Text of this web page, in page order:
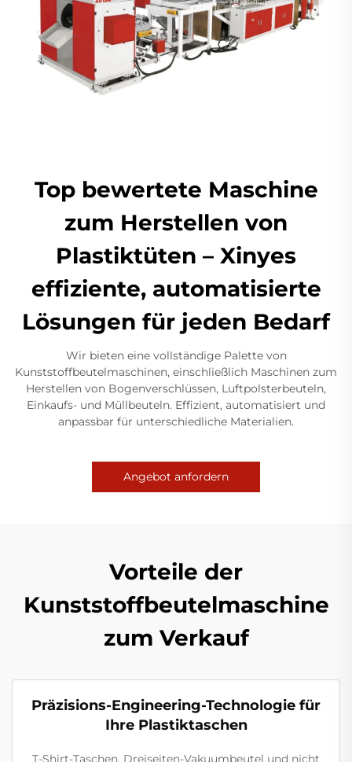
Top bewertete Maschine
zum Herstellen von
Plastiktüten – Xinyes
effiziente, automatisierte
Lösungen für jeden Bedarf
Wir bieten eine vollständige Palette von
Kunststoffbeutelmaschinen, einschließlich Maschinen zum
Herstellen von Bogenverschlüssen, Luftpolsterbeuteln,
Einkaufs- und Müllbeuteln. Effizient, automatisiert und
anpassbar für unterschiedliche Materialien.
Angebot anfordern
Vorteile der
Kunststoffbeutelmaschine
zum Verkauf
Präzisions-Engineering-Technologie für
Ihre Plastiktaschen
T-Shirt-Taschen, Dreiseiten-Vakuumbeutel und nicht